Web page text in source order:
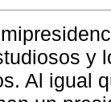
y
Al igual